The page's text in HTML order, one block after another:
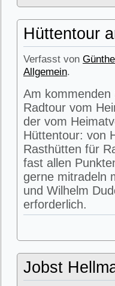
Hüttentour
Verfasst von
Allgemein.
Am kommenden
Radtour vom
der vom
Hüttentour: von
Rasthütten für
fast allen
gerne mitradeln
und Wilhelm
erforderlich.
Jobst